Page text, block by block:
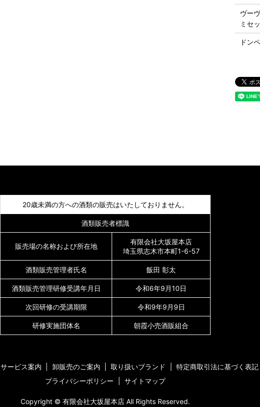
ヴー
ミセ
ドン
20歳未満の方への酒類の販売はいたしておりません。
酒類販売者標識
販売場の名称および所在地
有限会社大坂屋本店
埼玉県志木市本町1-6-57
酒類販売管理者氏名 飯田 彰太
酒類販売管理研修受講年月日 令和6年9月10日
次回研修の受講期限 令和9年9月9日
研修実施団体名 朝霞小売酒販組合
サービス案内 卸販売のご案内 取り扱いブランド 特定商取引法に基づく表記
プライバシーポリシー
サイトマップ
Copyright © 有限会社大坂屋本店 All Rights Reserved.